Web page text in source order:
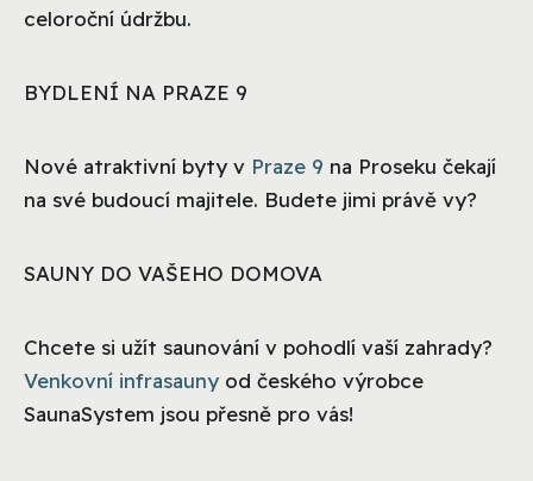
celoroční údržbu.
BYDLENÍ NA PRAZE 9
Nové atraktivní byty v Praze 9 na Proseku čekají
na své budoucí majitele. Budete jimi právě vy?
SAUNY DO VAŠEHO DOMOVA
Chcete si užít saunování v pohodlí vaší zahrady?
Venkovní infrasauny od českého výrobce
SaunaSystem jsou přesně pro vás!